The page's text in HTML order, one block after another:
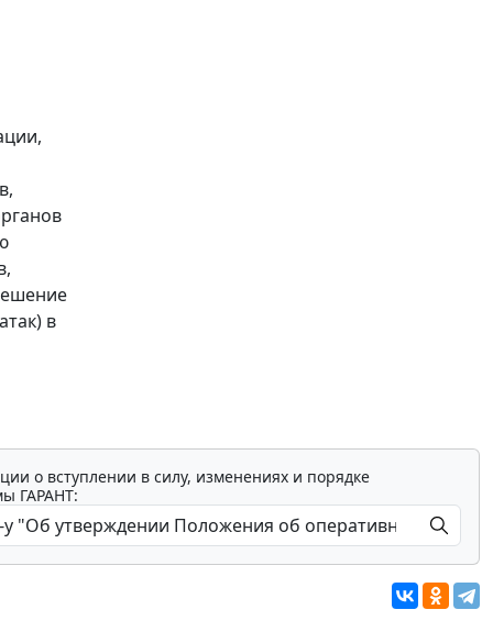
в
о вступлении в силу, изменениях и порядке
ГАРАНТ: